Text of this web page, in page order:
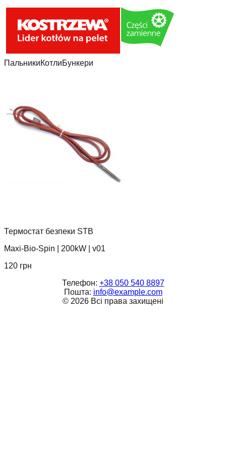
ПальникиКотлиБункери
Термостат безпеки STB
Maxi-Bio-Spin
200kW
v01
120 грн
Телефон: +38 050 540 8897
Пошта: info@example.com
© 2026 Всі права захищені